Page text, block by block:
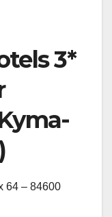
3*
64 – 84600